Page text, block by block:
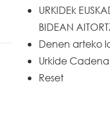
URKIDEk
BIDEAN
Denen arteko
Urkide Cadena
Reset